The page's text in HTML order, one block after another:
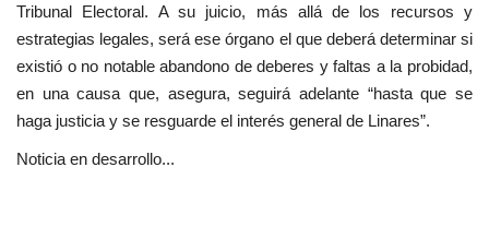
Tribunal Electoral. A su juicio, más allá de los recursos y
estrategias legales, será ese órgano el que deberá determinar si
existió o no notable abandono de deberes y faltas a la probidad,
en una causa que, asegura, seguirá adelante “hasta que se
haga justicia y se resguarde el interés general de Linares”.
Noticia en desarrollo...